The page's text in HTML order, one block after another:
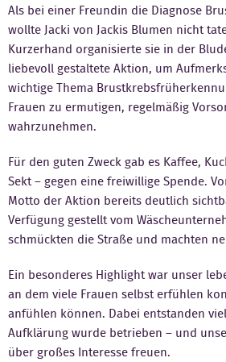
Der Verein
Mitglied werden
Kontakt
Als bei einer Freundin die Diagnose
wollte Jacki von Jackis Blumen nicht
Kurzerhand organisierte sie in der
liebevoll gestaltete Aktion, um
wichtige Thema
Frauen zu ermutigen, regelmäßig
wahrzunehmen.
Für den guten Zweck gab es Kaffee,
Sekt – gegen eine freiwillige Spende.
Motto der Aktion bereits deutlich
Verfügung gestellt vom
schmückten die Straße und machten
Ein besonderes Highlight war unser
an dem viele Frauen selbst erfühlen
anfühlen können. Dabei entstanden
Aufklärung wurde betrieben – und
über großes Interesse freuen.